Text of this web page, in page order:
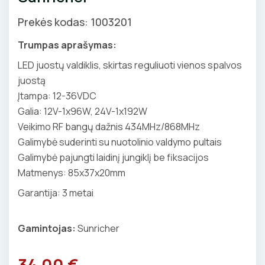
Šviestuvų priedai
JUNGIKLIAI, KIŠTUKINIAI LIZDAI
MONTAŽINĖS DĖŽUTĖS
VAMZDŽIAI, GOFROS
SKYDAI
PRAMONINĖS JUNGTYS
ĮKROVIMO SPRENDIMAI
Įkrovimo stotelės
Įkrovimo kabeliai
Stovai stotelėms
Dinaminis valdymas
AUTOMATINIAI JUNGIKLIAI
KIRTIKLIAI
RELĖS
ATSUKTUVAI
REPLĖS
PRESAI
PEILIAI
ELEKTRINIS ŠILDYMAS
Šildymo kilimėliai
VANDENINIS ŠILDYMAS
VAMZDŽIŲ ŠILDYMAS
Prekės kodas: 1003201
Trumpas aprašymas:
LED juostų valdiklis, skirtas reguliuoti vienos spalvos
juostą
Įtampa: 12-36VDC
Galia: 12V-1x96W, 24V-1x192W
Veikimo RF bangų dažnis 434MHz/868MHz
Galimybė suderinti su nuotolinio valdymo pultais
Galimybė pajungti laidinį jungiklį be fiksacijos
Matmenys: 85x37x20mm
Garantija: 3 metai
Gamintojas: Sunricher